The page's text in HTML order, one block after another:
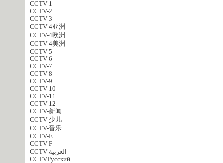
CCTV-1
CCTV-2
CCTV-3
CCTV-4亚洲
CCTV-4欧洲
CCTV-4美洲
CCTV-5
CCTV-6
CCTV-7
CCTV-8
CCTV-9
CCTV-10
CCTV-11
CCTV-12
CCTV-新闻
CCTV-少儿
CCTV-音乐
CCTV-E
CCTV-F
CCTV-العربية
CCTVPусский